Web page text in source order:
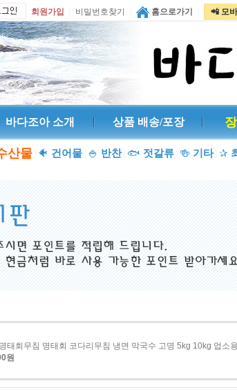
회원가입 비밀번호찾기 홈으로가기 📲 모
바다조아 소개 상품 배송/포장
산물 🐠 건어물 🍚 반찬 🐟 젓갈류 🍻 기타 ✰
태회무침 명태회 코다리무침 냉면 막국수 고명 5kg 10kg 업소
원